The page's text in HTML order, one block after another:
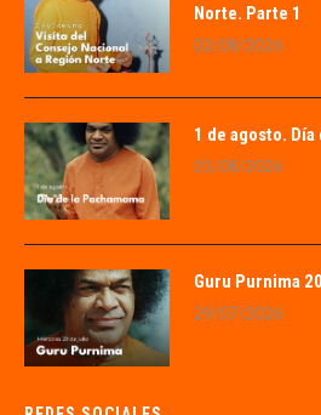
Norte. Parte 1
02/08/2026
1 de agosto. Día
01/08/2026
Guru Purnima
29/07/2026